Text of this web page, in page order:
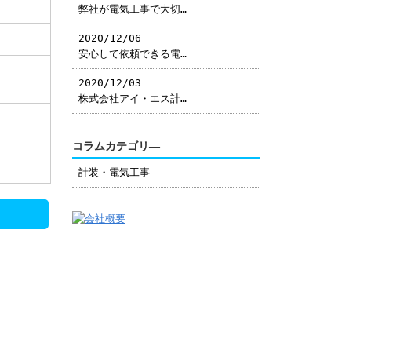
弊社が電気工事で大切…
2020/12/06
安心して依頼できる電…
2020/12/03
株式会社アイ・エス計…
コラムカテゴリ―
計装・電気工事